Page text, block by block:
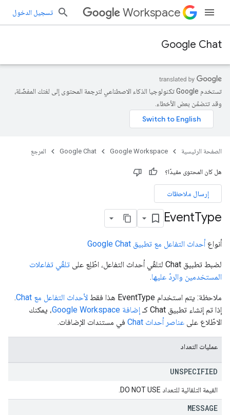
Workspace تسجيل الدخول
Google Chat
تستخدم Google تكنولوجيا الذكاء الاصطناعي لترجمة المحتوى إلى لغتك المفضّلة،
وقد تتضمّن بعض الأخطاء.
الصفحة الرئيسية Google Workspace
Google Chat المرجع
هل كان المحتوى مفيدًا؟
إرسال ملاحظات
EventType
أنواعأحداث التفاعل مع تطبيق Google Chat
لضبط تطبيق Chat لتلقّي أحداث التفاعل، اطّلِع على
تلقّي تفاعلات
المستخدمين والردّ عليها.
ملاحظة: يتم استخدام EventType هذا فقط لأحداث التفاعل مع Chat
.
إذا تم إنشاء تطبيق Chat كـ
إضافة Google Workspace
، يمكنك
الاطّلاع على عناصر أحداث Chat في مستندات الإضافات.
عمليات التعداد
UNSPECIFIED
القيمة التلقائية للتعداد DO NOT USE.
MESSAGE